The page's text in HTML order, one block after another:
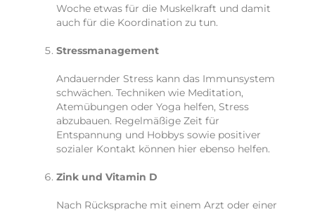
Woche etwas für die Muskelkraft und damit
auch für die Koordination zu tun.
Stressmanagement
Andauernder Stress kann das Immunsystem
schwächen. Techniken wie Meditation,
Atemübungen oder Yoga helfen, Stress
abzubauen. Regelmäßige Zeit für
Entspannung und Hobbys sowie positiver
sozialer Kontakt können hier ebenso helfen.
Zink und Vitamin D
Nach Rücksprache mit einem Arzt oder einer